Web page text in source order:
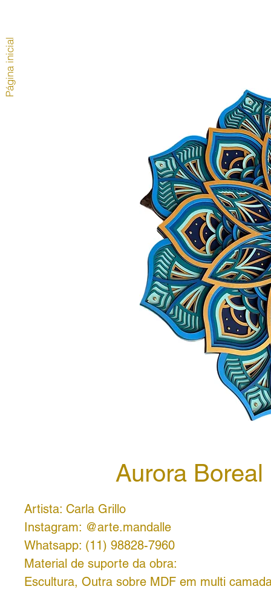
Aurora Boreal
Artista: Carla Grillo
Instagram: @arte.mandalle
Whatsapp: (11) 98828-7960
Material de suporte da obra:
Escultura, Outra sobre MDF em multi
Página inicial